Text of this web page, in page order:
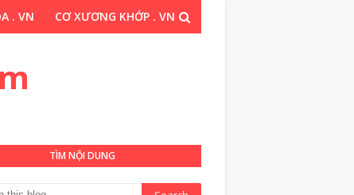
. VN CƠ XƯƠNG KHỚP . VN
TÌM NỘI DUNG